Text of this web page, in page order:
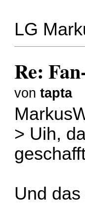
LG
Re:
vontapta
> Uih,
Und